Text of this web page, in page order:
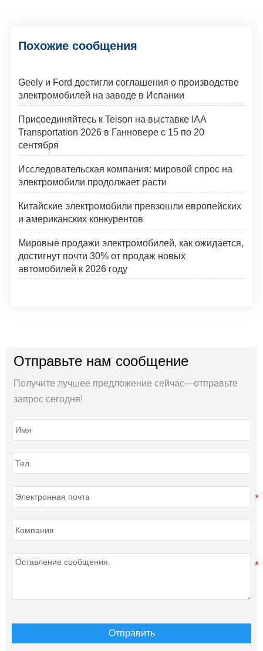
Похожие сообщения
Geely и Ford достигли соглашения о производстве
электромобилей на заводе в Испании
Присоединяйтесь к Teison на выставке IAA
Transportation 2026 в Ганновере с 15 по 20
сентября
Исследовательская компания: мировой спрос на
электромобили продолжает расти
Китайские электромобили превзошли европейских
и американских конкурентов
Мировые продажи электромобилей, как ожидается,
достигнут почти 30% от продаж новых
автомобилей к 2026 году
Отправьте нам сообщение
Получите лучшее предложение сейчас—отправьте
запрос сегодня!
Отправить